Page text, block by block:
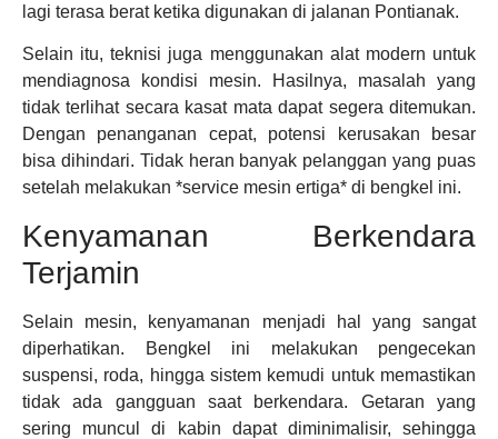
lagi terasa berat ketika digunakan di jalanan Pontianak.
Selain itu, teknisi juga menggunakan alat modern untuk
mendiagnosa kondisi mesin. Hasilnya, masalah yang
tidak terlihat secara kasat mata dapat segera ditemukan.
Dengan penanganan cepat, potensi kerusakan besar
bisa dihindari. Tidak heran banyak pelanggan yang puas
setelah melakukan *service mesin ertiga* di bengkel ini.
Kenyamanan Berkendara
Terjamin
Selain mesin, kenyamanan menjadi hal yang sangat
diperhatikan. Bengkel ini melakukan pengecekan
suspensi, roda, hingga sistem kemudi untuk memastikan
tidak ada gangguan saat berkendara. Getaran yang
sering muncul di kabin dapat diminimalisir, sehingga